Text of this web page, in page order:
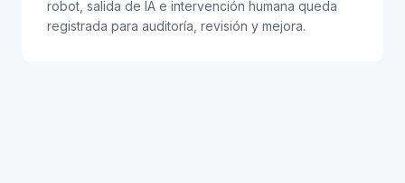
robot, salida de IA e intervención humana queda
registrada para auditoría, revisión y mejora.